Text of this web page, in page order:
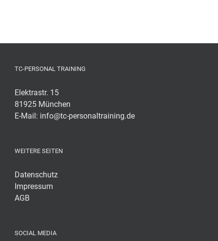
TC-PERSONAL TRAINING
Elektrastr. 15
81925 München
E-Mail: info@tc-personaltraining.de
WEITERE SEITEN
Datenschutz
Impressum
AGB
SOCIAL MEDIA